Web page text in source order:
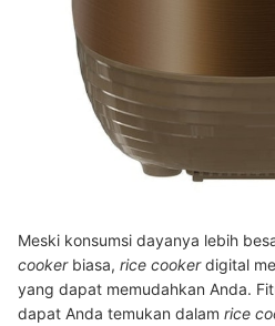
Meski konsumsi dayanya lebih
cookerbiasa, rice cookerdigital
yang dapat memudahkan Anda.
dapat Anda temukan dalam rice